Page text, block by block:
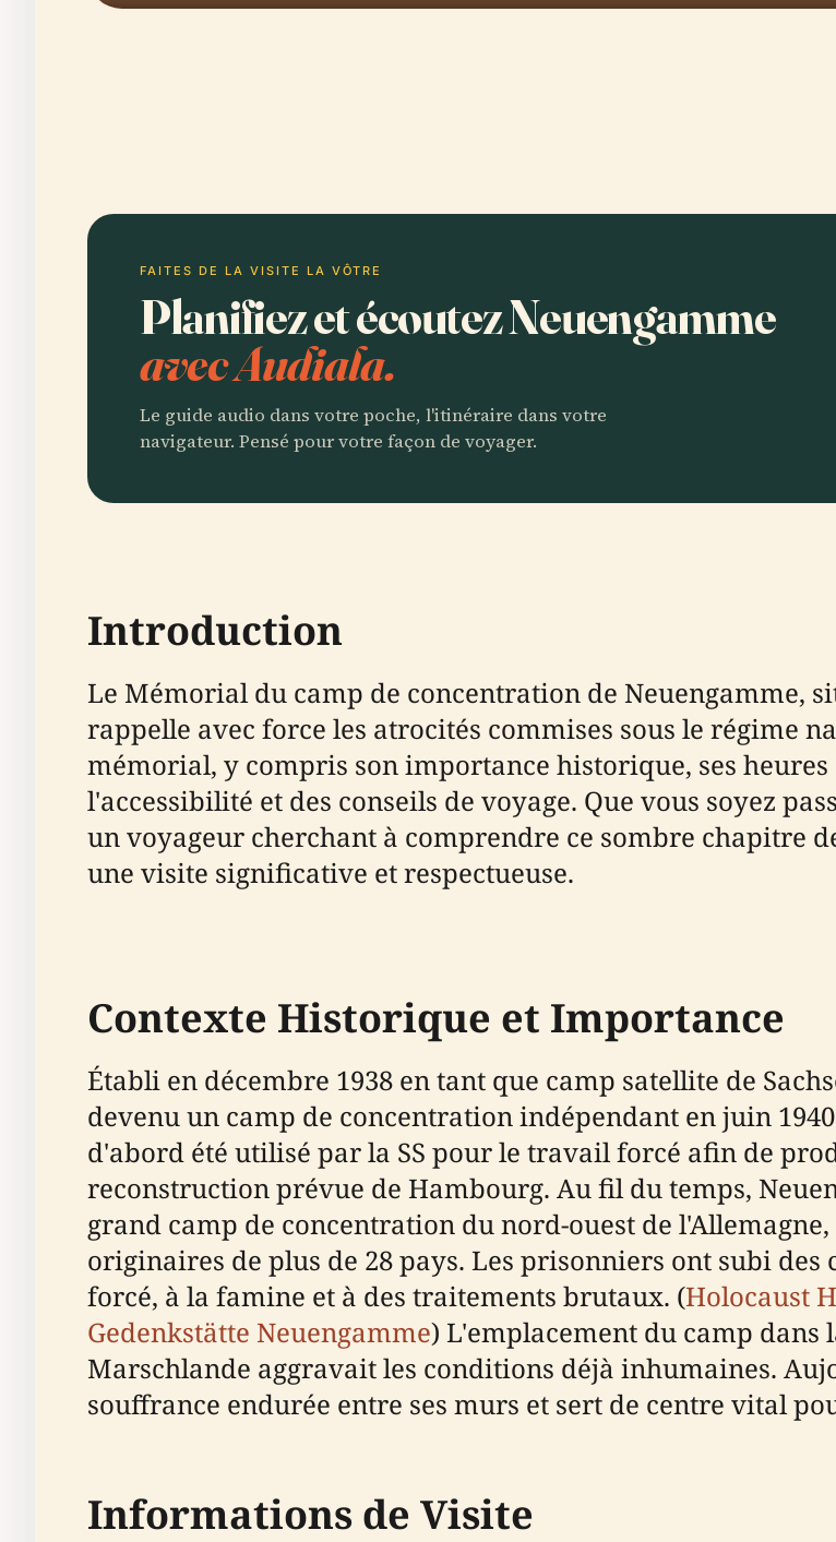
FAITES DE LA VISITE LA VÔTRE
Planifiez et écoutez Neuengamme
avec Audiala.
Le guide audio dans votre poche, l'itinéraire dans votre
navigateur. Pensé pour votre façon de voyager.
Introduction
Le Mémorial du camp de concentration de Neuengamme,
rappelle avec force les atrocités commises sous le régime
mémorial, y compris son importance historique, ses
l'accessibilité et des conseils de voyage. Que vous soyez
un voyageur cherchant à comprendre ce sombre chapitre
une visite significative et respectueuse.
Contexte Historique et Importance
Établi en décembre 1938 en tant que camp satellite de
devenu un camp de concentration indépendant en juin
d'abord été utilisé par la SS pour le travail forcé afin de
reconstruction prévue de Hambourg. Au fil du temps,
grand camp de concentration du nord-ouest de
originaires de plus de 28 pays. Les prisonniers ont subi
forcé, à la famine et à des traitements brutaux. (Holocaust
Gedenkstätte Neuengamme) L'emplacement du camp dans
Marschlande aggravait les conditions déjà inhumaines.
souffrance endurée entre ses murs et sert de centre vital
Informations de Visite